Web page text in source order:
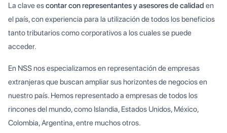
La clave escontar con representantes y asesores de calidad en
el país, con experiencia para la utilización de todos los beneficios
tanto tributarios como corporativos a los cuales se puede
acceder.
En NSS nos especializamos en representación de empresas
extranjeras que buscan ampliar sus horizontes de negocios en
nuestro país. Hemos representado a empresas de todos los
rincones del mundo, como Islandia, Estados Unidos, México,
Colombia, Argentina, entre muchos otros.